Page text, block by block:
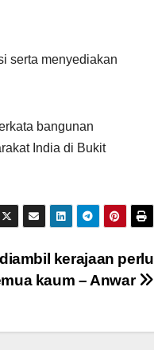
serta menyediakan
bangunan
India di Bukit
kerajaan perlu
kaum – Anwar